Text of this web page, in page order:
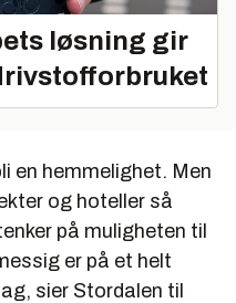
løsning gir
en hemmelighet. Men
og hoteller så
på muligheten til
er på et helt
sier Stordalen til